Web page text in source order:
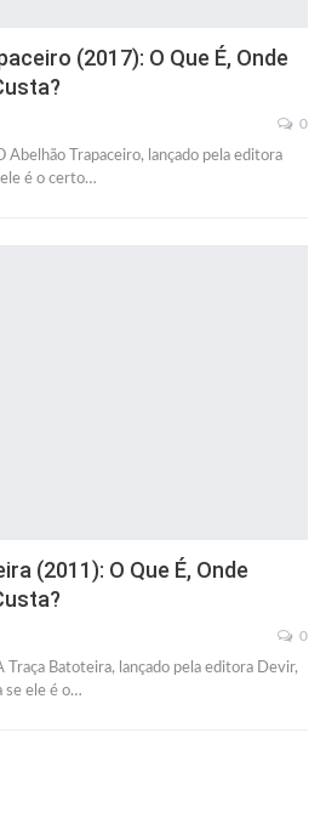
(2017): O Que É, Onde
0
Abelhão Trapaceiro, lançado pela editora
é o certo…
(2011): O Que É, Onde
0
Traça Batoteira, lançado pela editora Devir,
se ele é o…